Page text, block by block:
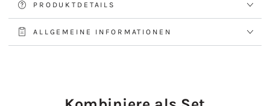
PRODUKTDETAILS
ALLGEMEINE INFORMATIONEN